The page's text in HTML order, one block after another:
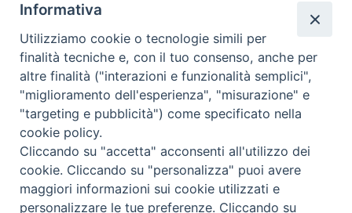
Giorni ed Orari Apertura Uffici:
Lunedì e Mercoledì ore 09:00 – 13:00
Uffici Matrimoni:
Lunedì e Mercoledì ore 09:30 – 12:30
seguici su
Channel
Informativa Privacy
COPYRIGHT © 2013-2025
Informativa
Utilizziamo cookie o tecnologie simili per
finalità tecniche e, con il tuo consenso, anche per
altre finalità ("interazioni e funzionalità semplici",
"miglioramento dell'esperienza", "misurazione" e
"targeting e pubblicità") come specificato nella
cookie policy.
Cliccando su "accetta" acconsenti all'utilizzo dei
cookie. Cliccando su "personalizza" puoi avere
maggiori informazioni sui cookie utilizzati e
personalizzare le tue preferenze. Cliccando su